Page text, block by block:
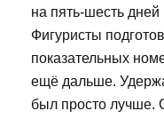
на пять-шесть
Фигуристы
показательных
ещё дальше.
был просто лучше.